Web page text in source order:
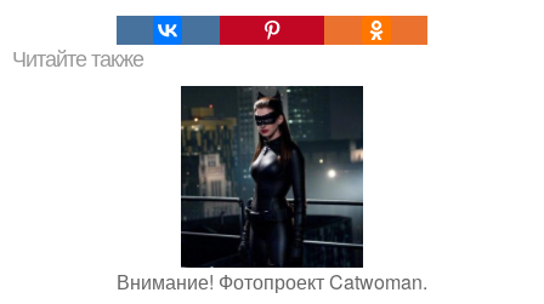
Читайте также
Внимание! Фотопроект Catwoman.